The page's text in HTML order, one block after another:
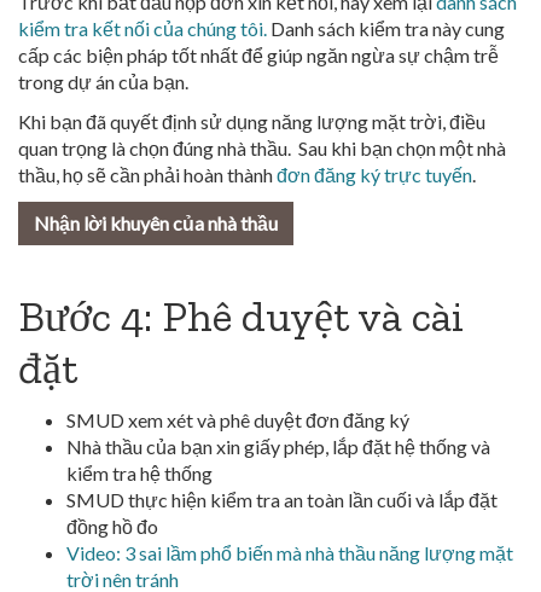
kiểm tra kết nối của chúng tôi. Danh sách kiểm tra này cung
cấp các biện pháp tốt nhất để giúp ngăn ngừa sự chậm trễ
trong dự án của bạn.
Khi bạn đã quyết định sử dụng năng lượng mặt trời, điều
quan trọng là chọn đúng nhà thầu. Sau khi bạn chọn một nhà
thầu, họ sẽ cần phải hoàn thànhđơn đăng ký trực tuyến.
Nhận lời khuyên của nhà thầu
Bước 4: Phê duyệt và cài
đặt
SMUD xem xét và phê duyệt đơn đăng ký
Nhà thầu của bạn xin giấy phép, lắp đặt hệ thống và
kiểm tra hệ thống
SMUD thực hiện kiểm tra an toàn lần cuối và lắp đặt
đồng hồ đo
Video: 3 sai lầm phổ biến mà nhà thầu năng lượng mặt
trời nên tránh